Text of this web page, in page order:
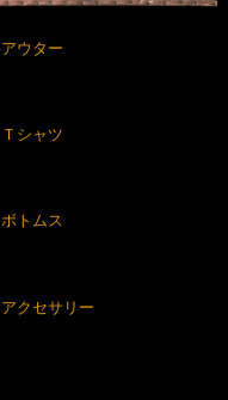
アウター
Ｔシャツ
ボトムス
アクセサリー